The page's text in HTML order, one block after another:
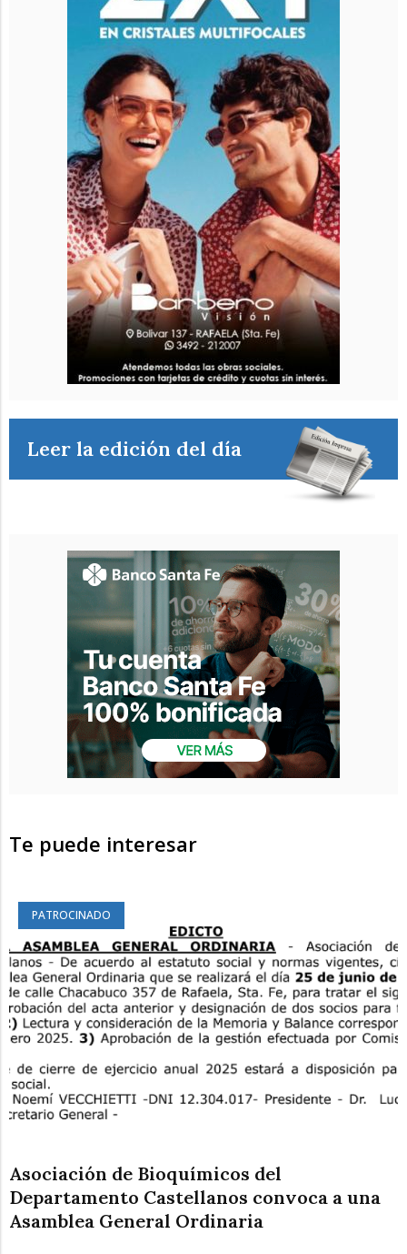
Leer la edición del día
Te puede interesar
PATROCINADO
Asociación de Bioquímicos del
Departamento Castellanos convoca a una
Asamblea General Ordinaria